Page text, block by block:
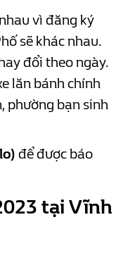
vì đăng ký
sẽ khác nhau.
đổi theo ngày.
lăn bánh chính
phường bạn sinh
để được báo
tại Vĩnh